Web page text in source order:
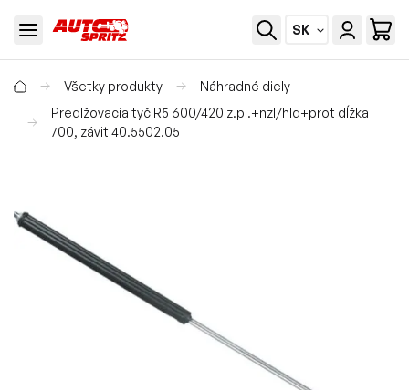
SK
Všetky produkty
Náhradné diely
Predlžovacia tyč R5 600/420 z.pl.+nzl/hld+prot dĺžka
700, závit 40.5502.05